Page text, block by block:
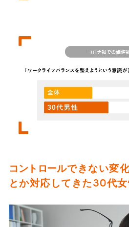
コントロールできない変
とか対応してきた30代